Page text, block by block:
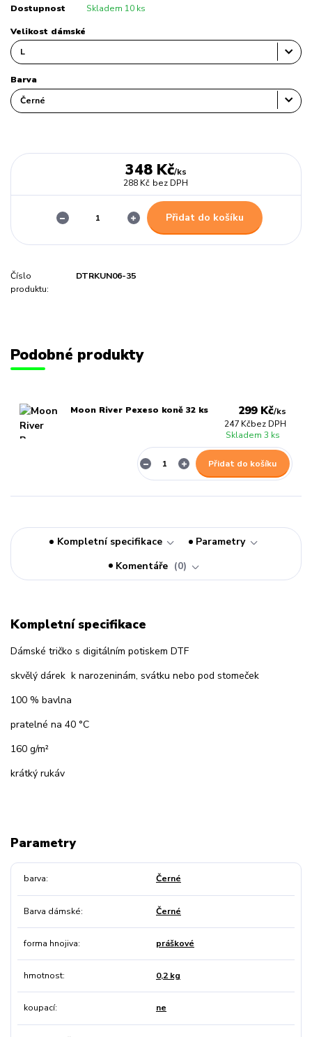
Dostupnost Skladem 10 ks
Velikost dámské
Barva
348 Kč/ks
288 Kč bez DPH
Přidat do košíku
Číslo
produktu:
DTRKUN06-35
Podobné produkty
Moon River Pexeso koně 32 ks 299 Kč/ks
247 Kčbez DPH
Skladem 3 ks
Přidat do košíku
Kompletní specifikace
Parametry
Komentáře
0
Kompletní specifikace
Dámské tričko s digitálním potiskem DTF
skvělý dárek k narozeninám, svátku nebo pod stomeček
100 % bavlna
pratelné na 40 °C
160 g/m²
krátký rukáv
Parametry
barva Černé
Barva dámské Černé
forma hnojiva práškové
hmotnost 0,2 kg
koupací ne